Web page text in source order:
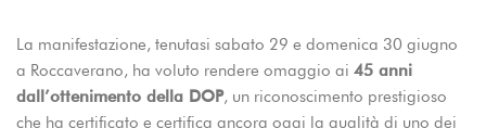
La manifestazione, tenutasi sabato 29 e domenica 30 giugno
a Roccaverano, ha voluto rendere omaggio ai 45 anni
dall’ottenimento della DOP, un riconoscimento prestigioso
che ha certificato e certifica ancora oggi la qualità di uno dei